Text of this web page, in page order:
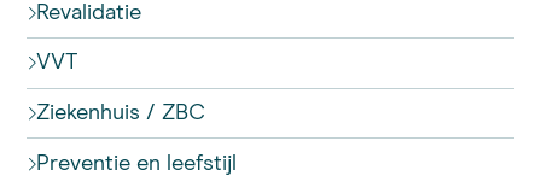
Revalidatie
VVT
Ziekenhuis / ZBC
Preventie en leefstijl